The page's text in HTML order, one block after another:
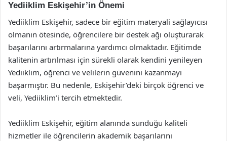
Yediiklim Eskişehir’in Önemi
Yediiklim Eskişehir, sadece bir eğitim materyali sağlayıcısı
olmanın ötesinde, öğrencilere bir destek ağı oluşturarak
başarılarını artırmalarına yardımcı olmaktadır. Eğitimde
kalitenin artırılması için sürekli olarak kendini yenileyen
Yediiklim, öğrenci ve velilerin güvenini kazanmayı
başarmıştır. Bu nedenle, Eskişehir’deki birçok öğrenci ve
veli, Yediiklim’i tercih etmektedir.
Yediiklim Eskişehir, eğitim alanında sunduğu kaliteli
hizmetler ile öğrencilerin akademik başarılarını